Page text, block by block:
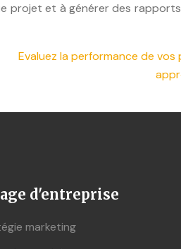
projet et à générer des
Evaluez la performance de vos
d'entreprise
marketing